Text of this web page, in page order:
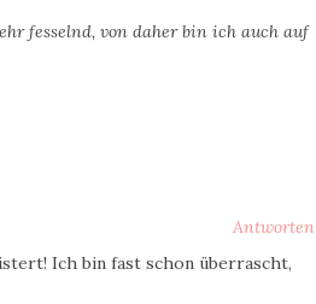
fesselnd, von daher bin ich auch auf
Antworten
Ich bin fast schon überrascht,